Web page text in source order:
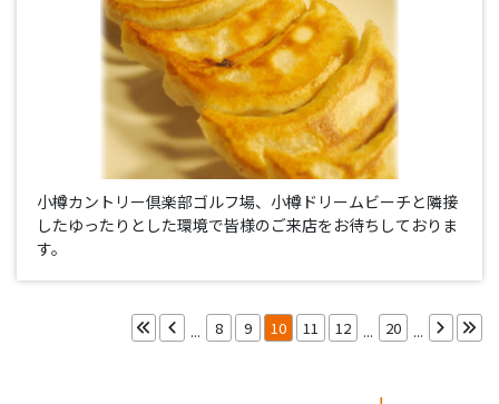
小樽カントリー倶楽部ゴルフ場、小樽ドリームビーチと隣接
したゆったりとした環境で皆様のご来店をお待ちしておりま
す。
... 8 9 10 11 12 ... 20 ...